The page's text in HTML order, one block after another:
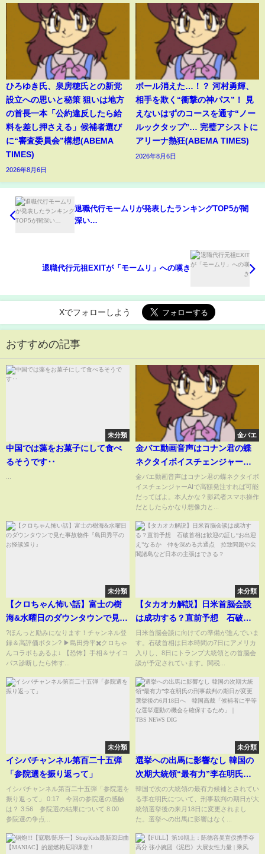
ひろゆき氏、泉房穂氏との新党
設立への思いと秘策 狙いは地方
の首長一本「公約違反したら給
料を差し押さえる」候補者選び
に“審査委員会”構想(ABEMA
TIMES)
2026年8月6日
ボール消えた…！？ 河村勇輝、
相手を欺く“衝撃の神パス”！ 見
えないはずのコースを通す“ノー
ルックタップ”… 完璧アシストに
アリーナ熱狂(ABEMA TIMES)
2026年8月6日
退職代行モームリが発表したランキングTOP5が闇
深い…
退職代行元祖EXITが「モームリ」への嘆き
Xでフォローしよう
おすすめの記事
未分類
中国では藻をお菓子にして食べ
るそうです‥
金バエ
金バエ動画音声はコナン君の蝶
ネクタイボイスチェンジャー・
AIで高額発注すれば可能だって
ばよ。本人かな？影武者スマホ
操作だとしたらかなり想像力と
うに死亡説も根強いぞい！配信
界隈は小学生の絶交遊びがお好
き？
金バエ動画音声はコナン君の蝶ネクタイボ
イスチェンジャーAIで高額発注すれば可能
だってばよ。本人かな？影武者スマホ操作
だとしたらかなり想像力と...
未分類
【クロちゃん怖い話】富士の樹
海&水曜日のダウンタウンで見た
事故物件『島田秀平のお怪談巡
り』
?ほんっと励みになります！チャンネル登
録＆高評価ボタン? ▶︎島田秀平✖️クロちゃ
んコラボもあるよ↓ 【恐怖】手相＆サイコ
パス診断したら怖す...
未分類
【タカオカ解説】日米首脳会談
は成功する？直前予想 石破首
相は歓迎の証し“お出迎え”なる
か 仲を深める共通点 拉致問
題や尖閣諸島など日本の主張は
日米首脳会談に向けての準備が進んでいま
す。石破首相は日本時間の7日にアメリカ
入りし、8日にトランプ大統領との首脳会
談が予定されています。関税...
未分類
イシバチャンネル第百二十五弾
「参院選を振り返って」
イシバチャンネル第百二十五弾「参院選を
振り返って」 0:17 今回の参院選の感触
は？ 3:56 参院選の結果について 8:00
参院選の争点...
未分類
選挙への出馬に影響なし 韓国の
次期大統領“最有力”李在明氏の
刑事裁判の期日が変更 選挙後
の6月18日へ 韓国高裁「候補者
に平等な選挙運動の機会を確保
韓国で次の大統領の最有力候補とされてい
る李在明氏について、刑事裁判の期日が大
統領選挙後の来月18日に変更されまし
た。選挙への出馬に影響はなく...